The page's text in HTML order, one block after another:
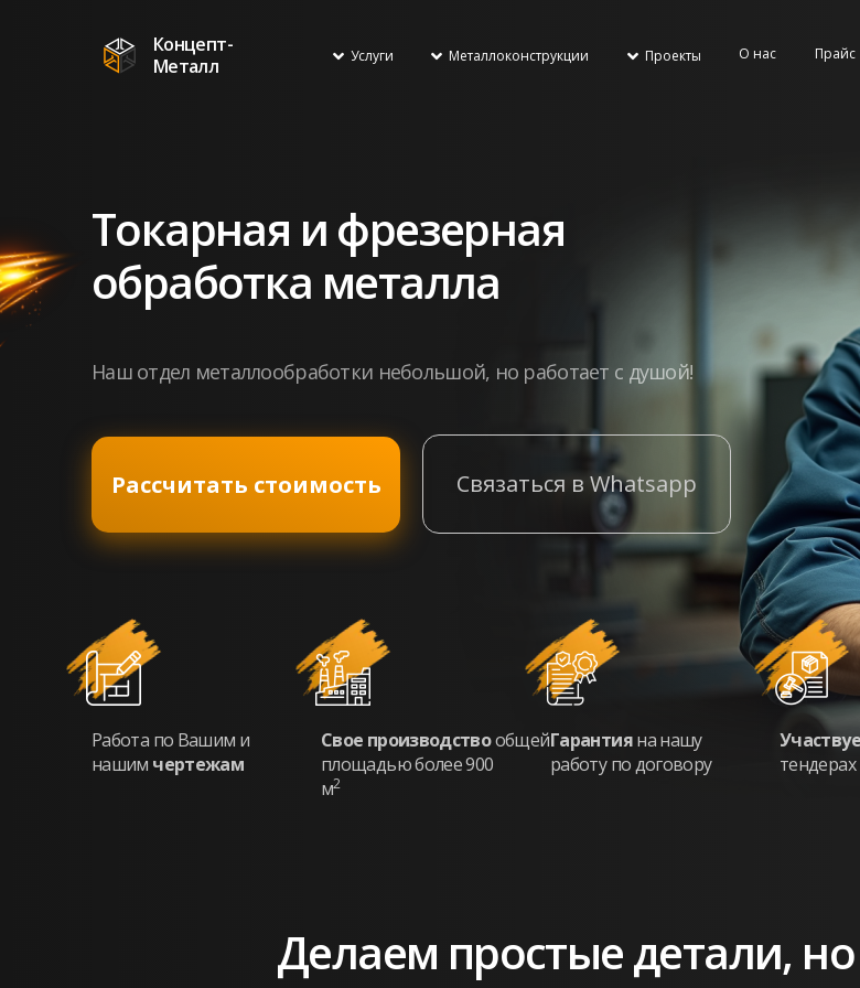
Концепт-
Металл
Услуги Металлоконструкции Проекты О нас Прайс
Наш отдел металлообработки небольшой, но работает с душой!
Рассчитать стоимость
Токарная и фрезерная
обработка металла
Связаться в Whatsapp
Работа по Вашим и
нашим чертежам
Свое производствообщей
площадью более 900
м2
Гарантияна нашу
работу по договору
тендерах
Делаем простые детали,